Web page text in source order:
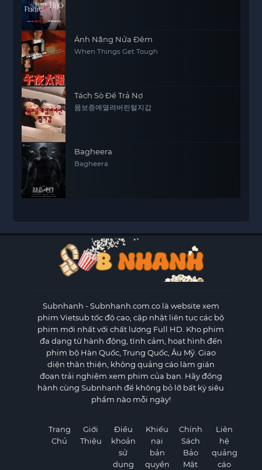
Ánh Nắng Nửa Đêm
When Things Get Tough
Tách Sò Để Trả Nợ
몸보증에열려버린털지갑
Bagheera
Bagheera
Subnhanh - Subnhanh.com.co là website xem
phim Vietsub tốc độ cao, cập nhật liên tục các bộ
phim mới nhất với chất lượng Full HD. Kho phim
đa dạng từ hành động, tình cảm, hoạt hình đến
phim bộ Hàn Quốc, Trung Quốc, Âu Mỹ. Giao
diện thân thiện, không quảng cáo làm gián
đoạn trải nghiệm xem phim của bạn. Hãy đồng
hành cùng Subnhanh để không bỏ lỡ bất kỳ siêu
phẩm nào mỗi ngày!
Trang
Chủ
Giới
Thiệu
Điều
khoản
sử
dụng
Khiếu
nại
bản
quyền
Chính
Sách
Bảo
Mật
Liên
hệ
quảng
cáo